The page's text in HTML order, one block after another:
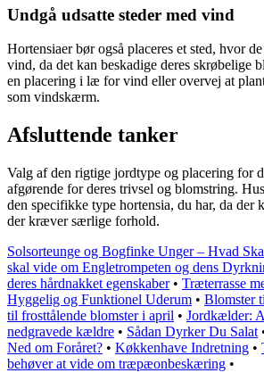
Undgå udsatte steder med vind
Hortensiaer bør også placeres et sted, hvor
vind, da det kan beskadige deres skrøbelige
en placering i læ for vind eller overvej at
som vindskærm.
Afsluttende tanker
Valg af den rigtige jordtype og placering for
afgørende for deres trivsel og blomstring.
den specifikke type hortensia, du har, da der
der kræver særlige forhold.
Solsorteunge og Bogfinke Unger – Hvad
skal vide om Engletrompeten og dens
deres hårdnakket egenskaber• Træterrasse
Hyggelig og Funktionel Uderum • Blomster
til frosttålende blomster i april • Jordkælder:
nedgravede kældre • Sådan Dyrker Du Salat
Ned om Foråret? • Køkkenhave Indretning •
behøver at vide om træpæonbeskæring •